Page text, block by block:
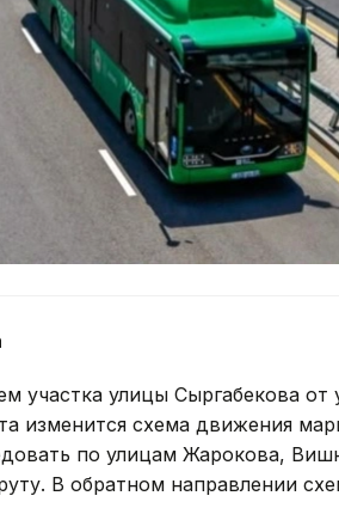
участка улицы Сыргабекова от
изменится схема движения
по улицам Жарокова,
В обратном направлении